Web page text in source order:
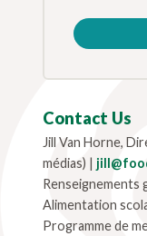
Contact Us
Jill Van Horne,
médias) |
Renseignements
Alimentation
Programme de